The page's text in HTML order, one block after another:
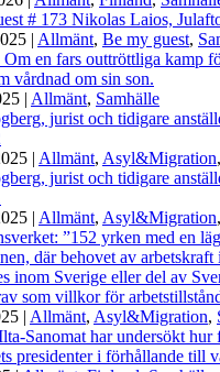
# 173 Nikolas Laios,
| Allmänt, Be my guest,
Om en fars outtröttliga kamp
vårdnad om sin son.
| Allmänt, Samhälle
jurist och tidigare
| Allmänt, Asyl&Migration,
jurist och tidigare
| Allmänt, Asyl&Migration,
”152 yrken med en
där behovet av arbetskraft
inom Sverige eller del av
som villkor för
| Allmänt, Asyl&Migration,
Sanomat har undersökt hur
presidenter i förhållande till